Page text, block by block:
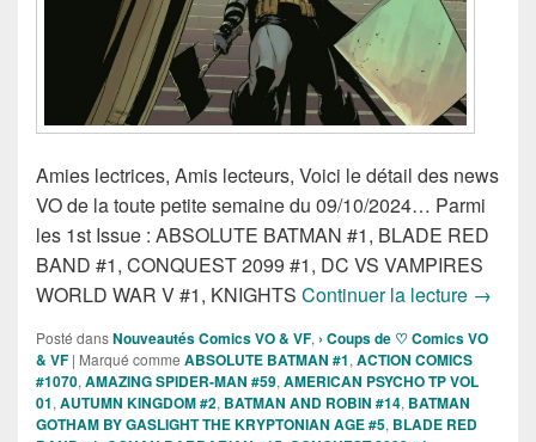
Amies lectrices, Amis lecteurs, Voici le détail des news
VO de la toute petite semaine du 09/10/2024… Parmi
les 1st Issue : ABSOLUTE BATMAN #1, BLADE RED
BAND #1, CONQUEST 2099 #1, DC VS VAMPIRES
WORLD WAR V #1, KNIGHTS Continuer la lecture →
Posté dansNouveautés Comics VO & VF, › Coups de ♡ Comics VO
& VF | Marqué comme ABSOLUTE BATMAN #1, ACTION COMICS
#1070, AMAZING SPIDER-MAN #59, AMERICAN PSYCHO TP VOL
01, AUTUMN KINGDOM #2, BATMAN AND ROBIN #14, BATMAN
GOTHAM BY GASLIGHT THE KRYPTONIAN AGE #5, BLADE RED